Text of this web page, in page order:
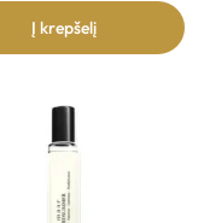
Į krepšelį